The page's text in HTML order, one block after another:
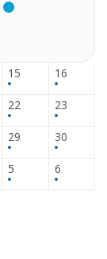
15 16
22 23
29 30
5 6